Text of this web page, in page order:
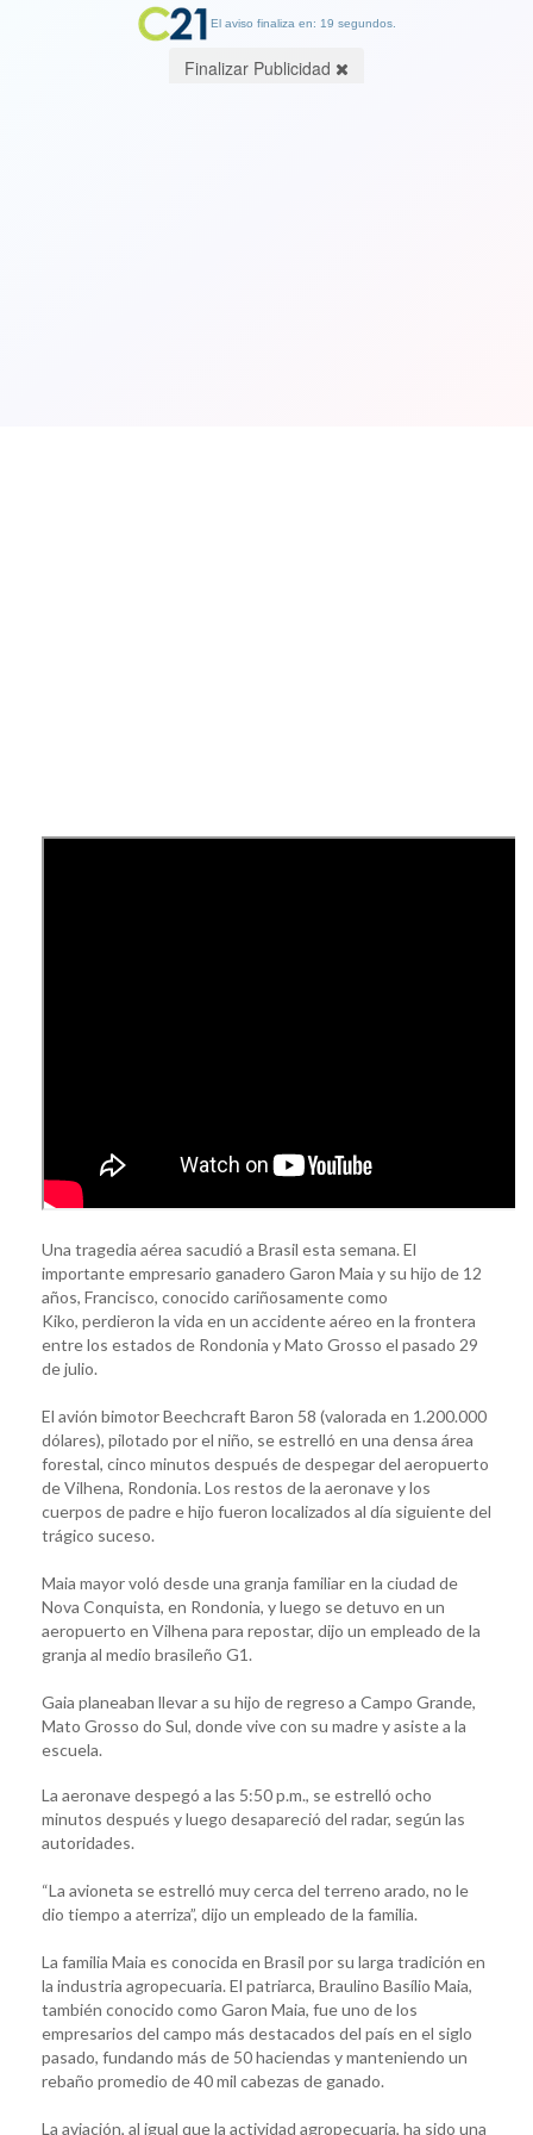
Una tragedia aérea sacudió a Brasil esta semana. El
importante empresario ganadero Garon Maia y su hijo de 12
años, Francisco, conocido cariñosamente como
Kiko, perdieron la vida en un accidente aéreo en la frontera
entre los estados de Rondonia y Mato Grosso el pasado 29
de julio.
El avión bimotor Beechcraft Baron 58 (valorada en 1.200.000
dólares), pilotado por el niño, se estrelló en una densa área
forestal, cinco minutos después de despegar del aeropuerto
de Vilhena, Rondonia. Los restos de la aeronave y los
cuerpos de padre e hijo fueron localizados al día siguiente del
trágico suceso.
Maia mayor voló desde una granja familiar en la ciudad de
Nova Conquista, en Rondonia, y luego se detuvo en un
aeropuerto en Vilhena para repostar, dijo un empleado de la
granja al medio brasileño G1.
Gaia planeaban llevar a su hijo de regreso a Campo Grande,
Mato Grosso do Sul, donde vive con su madre y asiste a la
escuela.
La aeronave despegó a las 5:50 p.m., se estrelló ocho
minutos después y luego desapareció del radar, según las
autoridades.
“La avioneta se estrelló muy cerca del terreno arado, no le
dio tiempo a aterriza”, dijo un empleado de la familia.
La familia Maia es conocida en Brasil por su larga tradición en
la industria agropecuaria. El patriarca, Braulino Basílio Maia,
también conocido como Garon Maia, fue uno de los
empresarios del campo más destacados del país en el siglo
pasado, fundando más de 50 haciendas y manteniendo un
rebaño promedio de 40 mil cabezas de ganado.
La aviación, al igual que la actividad agropecuaria, ha sido una
El aviso finaliza en: 19 segundos.
Finalizar Publicidad